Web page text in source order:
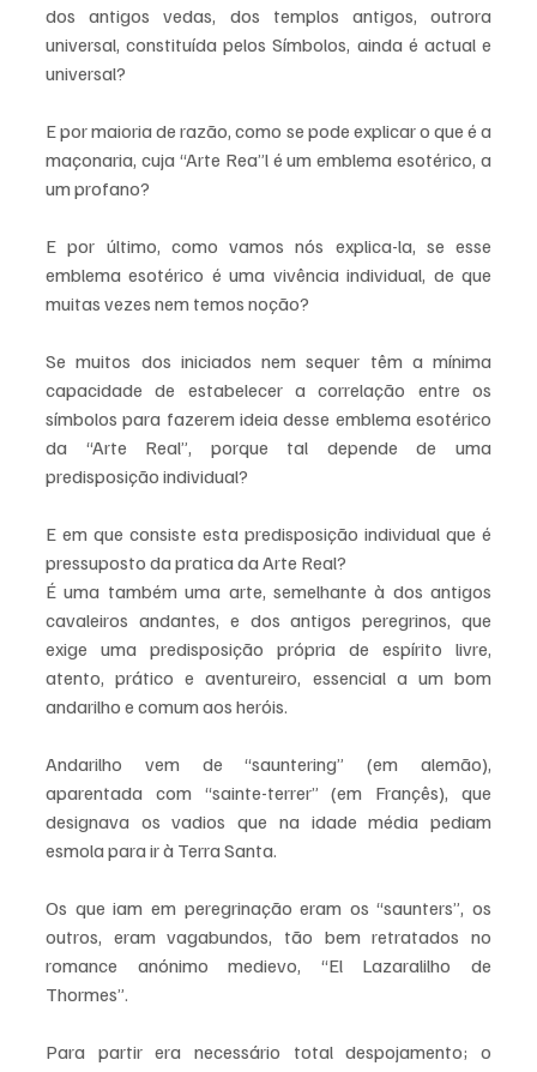
dos antigos vedas, dos templos antigos, outrora
universal, constituída pelos Símbolos, ainda é actual e
universal?
E por maioria de razão, como se pode explicar o que é a
maçonaria, cuja “Arte Rea”l é um emblema esotérico, a
um profano?
E por último, como vamos nós explica-la, se esse
emblema esotérico é uma vivência individual, de que
muitas vezes nem temos noção?
Se muitos dos iniciados nem sequer têm a mínima
capacidade de estabelecer a correlação entre os
símbolos para fazerem ideia desse emblema esotérico
da “Arte Real”, porque tal depende de uma
predisposição individual?
E em que consiste esta predisposição individual que é
pressuposto da pratica da Arte Real?
É uma também uma arte, semelhante à dos antigos
cavaleiros andantes, e dos antigos peregrinos, que
exige uma predisposição própria de espírito livre,
atento, prático e aventureiro, essencial a um bom
andarilho e comum aos heróis.
Andarilho vem de “sauntering” (em alemão),
aparentada com “sainte-terrer” (em Françês), que
designava os vadios que na idade média pediam
esmola para ir à Terra Santa.
Os que iam em peregrinação eram os “saunters”, os
outros, eram vagabundos, tão bem retratados no
romance anónimo medievo, “El Lazaralilho de
Thormes”.
Para partir era necessário total despojamento; o